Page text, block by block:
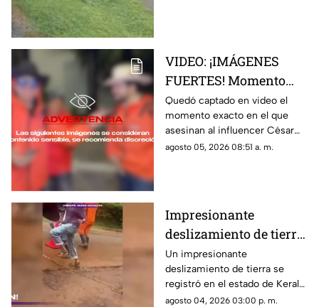
VIDEO: ¡IMÁGENES
FUERTES! Momento
exacto en el que
asesinan a influencer
César Gastélum
durante transmisión
Quedó captado en video el
momento exacto en el que
asesinan al influencer César
Gastélum durante una
agosto 05, 2026 08:51 a. m.
Impresionante
deslizamiento de tierra
en India durante
intensas lluvias
monzónicas
Un impresionante
deslizamiento de tierra se
registró en el estado de Kerala,
India, donde las intensas
agosto 04, 2026 03:00 p. m.